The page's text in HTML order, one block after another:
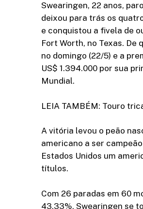
Swearingen, 22 anos,
deixou para trás os
e conquistou a fivela de
Fort Worth, no Texas.
no domingo (22/5) e a
US$ 1.394.000 por sua
Mundial.
LEIA TAMBÉM: Touro
A vitória levou o peão
americano a ser
Estados Unidos um
títulos.
Com 26 paradas em 60
43,33%, Swearingen se